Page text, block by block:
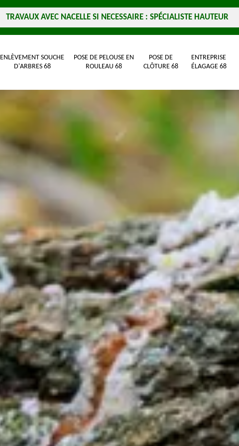
TRAVAUX AVEC NACELLE SI NECESSAIRE : SPÉCIALISTE HAUTEUR
ENLÈVEMENT SOUCHE
D'ARBRES 68
POSE DE PELOUSE EN
ROULEAU 68
POSE DE
CLÔTURE 68
ENTREPRISE
ÉLAGAGE 68